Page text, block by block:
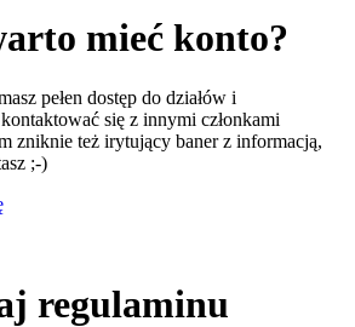
mieć konto?
pełen dostęp do działów i
się z innymi członkami
zniknie też irytujący baner z informacją,
;-)
regulaminu